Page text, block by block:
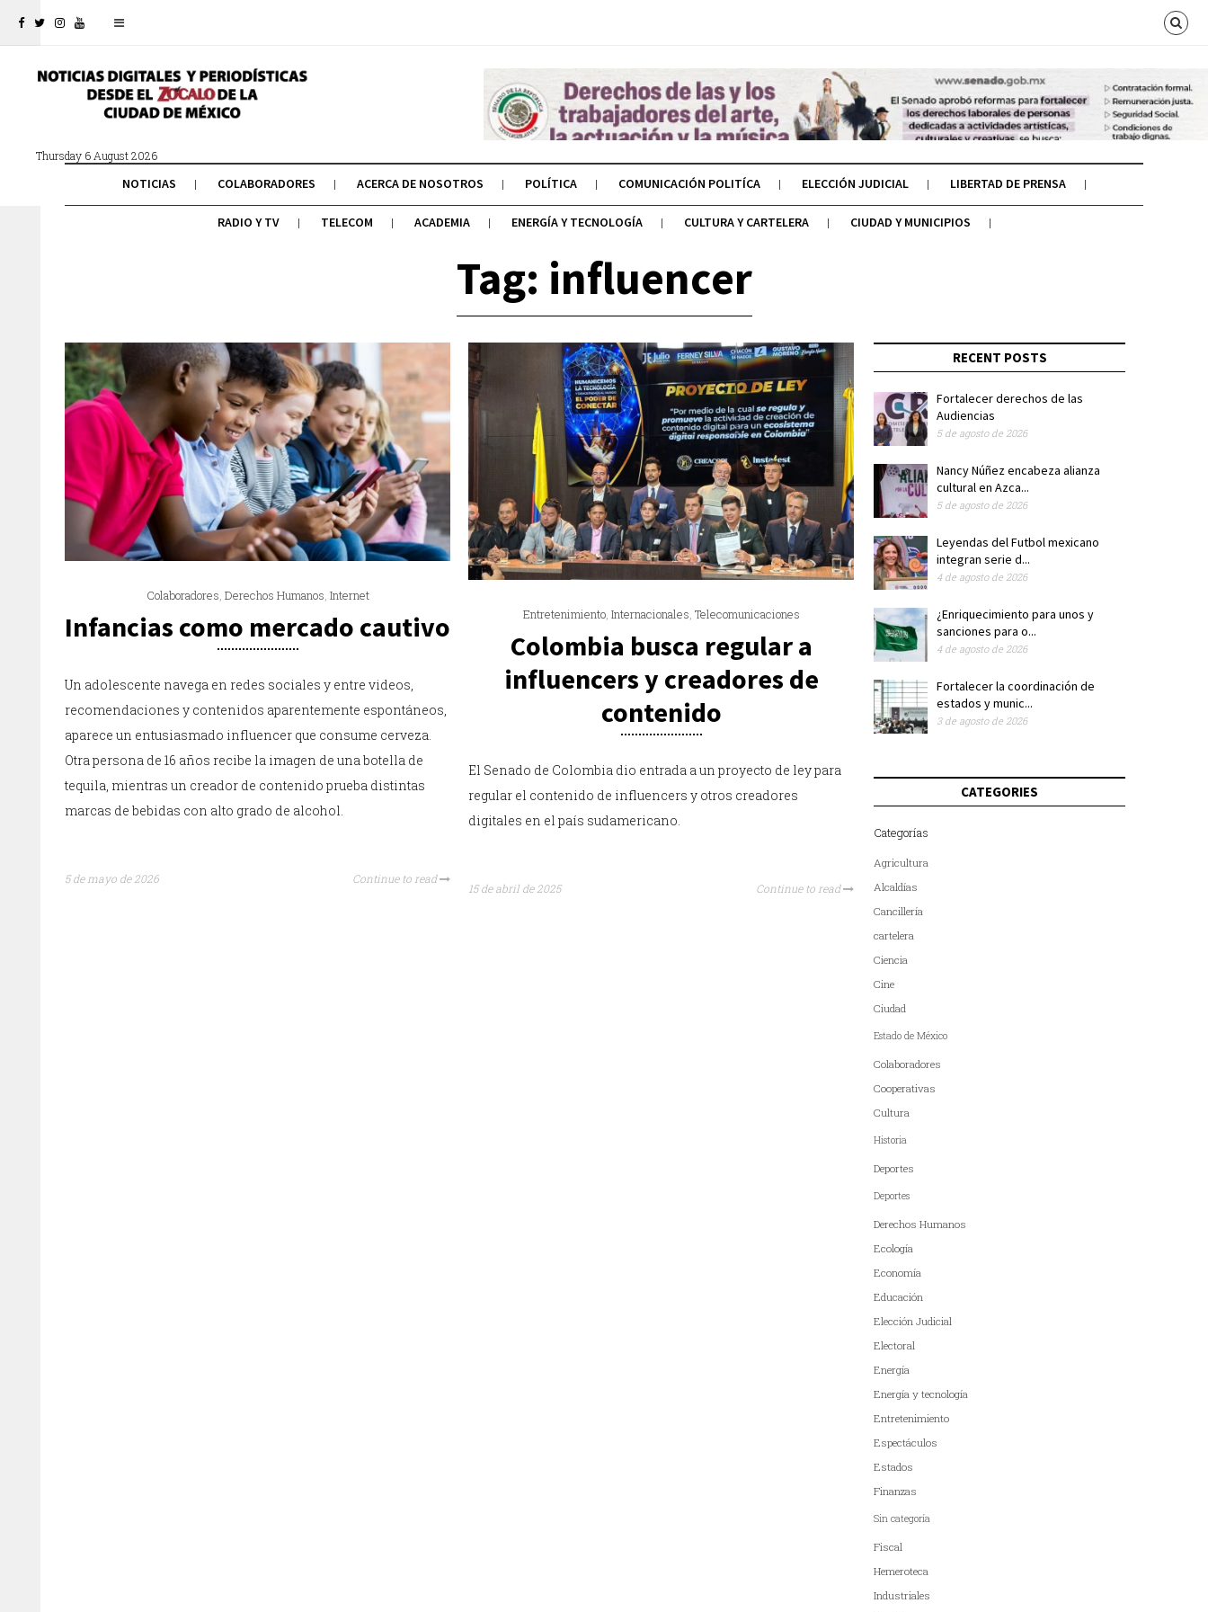
Thursday 6 August 2026
NOTICIAS COLABORADORES ACERCA DE NOSOTROS POLÍTICA COMUNICACIÓN POLITÍCA ELECCIÓN JUDICIAL LIBERTAD DE PRENSA
RADIO Y TV TELECOM ACADEMIA ENERGÍA Y TECNOLOGÍA CULTURA Y CARTELERA CIUDAD Y MUNICIPIOS
Tag: influencer
Colaboradores, Derechos Humanos, Internet
Infancias como mercado cautivo
Un adolescente navega en redes sociales y entre videos,
recomendaciones y contenidos aparentemente espontáneos,
aparece un entusiasmado influencer que consume cerveza.
Otra persona de 16 años recibe la imagen de una botella de
tequila, mientras un creador de contenido prueba distintas
marcas de bebidas con alto grado de alcohol.
5 de mayo de 2026 Continue to read
Entretenimiento, Internacionales, Telecomunicaciones
Colombia busca regular a
influencers y creadores de
contenido
El Senado de Colombia dio entrada a un proyecto de ley para
regular el contenido de influencers y otros creadores
digitales en el país sudamericano.
15 de abril de 2025 Continue to read
RECENT POSTS
Fortalecer derechos de las
Audiencias
5 de agosto de 2026
Nancy Núñez encabeza alianza
cultural en Azca...
5 de agosto de 2026
Leyendas del Futbol mexicano
integran serie d...
4 de agosto de 2026
¿Enriquecimiento para unos y
sanciones para o...
4 de agosto de 2026
Fortalecer la coordinación de
estados y munic...
3 de agosto de 2026
CATEGORIES
Categorías
Agricultura
Alcaldías
Cancillería
cartelera
Ciencia
Cine
Ciudad
Estado de México
Colaboradores
Cooperativas
Cultura
Historia
Deportes
Deportes
Derechos Humanos
Ecología
Economía
Educación
Elección Judicial
Electoral
Energía
Energía y tecnología
Entretenimiento
Espectáculos
Estados
Finanzas
Sin categoría
Fiscal
Hemeroteca
Industriales